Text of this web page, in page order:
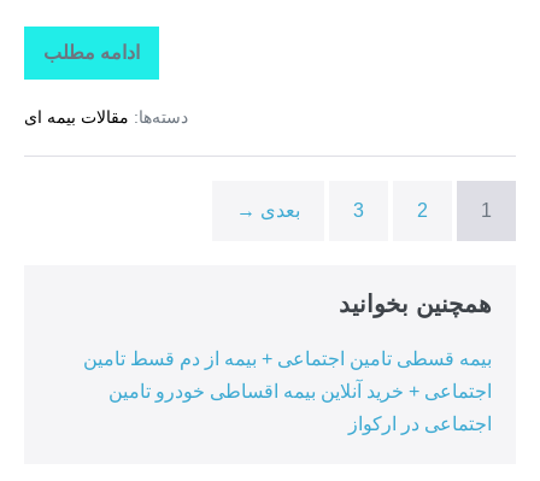
ادامه مطلب
تاراز
بیمه
بیمه
درمان
دسته‌ها: مقالات بیمه ای
1
2
3 بعدی →
همچنین بخوانید
بیمه قسطی تامین اجتماعی + بیمه از دم قسط تامین
اجتماعی + خرید آنلاین بیمه اقساطی خودرو تامین
اجتماعی در ارکواز